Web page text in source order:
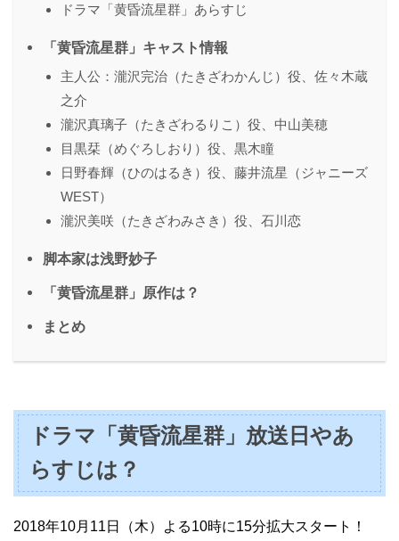
ドラマ「黄昏流星群」あらすじ
「黄昏流星群」キャスト情報
主人公：瀧沢完治（たきざわかんじ）役、佐々木蔵
之介
瀧沢真璃子（たきざわるりこ）役、中山美穂
目黒栞（めぐろしおり）役、黒木瞳
日野春輝（ひのはるき）役、藤井流星（ジャニーズ
WEST）
瀧沢美咲（たきざわみさき）役、石川恋
脚本家は浅野妙子
「黄昏流星群」原作は？
まとめ
ドラマ「黄昏流星群」放送日やあ
らすじは？
2018年10月11日（木）よる10時に15分拡大スタート！